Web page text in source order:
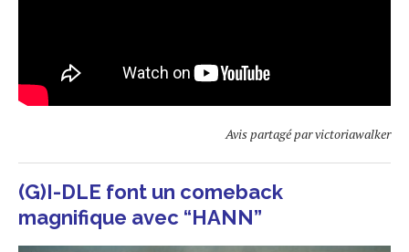
Avis partagé par victoriawalker
(G)I-DLE font un comeback
magnifique avec “HANN”